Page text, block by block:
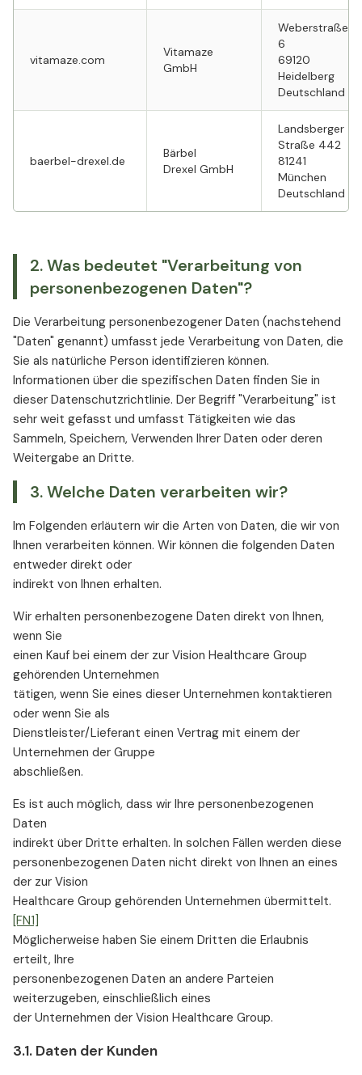
vitamaze.com
Vitamaze
GmbH
Weberstraße
6
69120
Heidelberg
Deutschland
baerbel-drexel.de
Bärbel
Drexel GmbH
Landsberger
Straße 442
81241
München
Deutschland
2. Was bedeutet "Verarbeitung von
personenbezogenen Daten"?
Die Verarbeitung personenbezogener Daten (nachstehend
"Daten" genannt) umfasst jede Verarbeitung von Daten, die
Sie als natürliche Person identifizieren können.
Informationen über die spezifischen Daten finden Sie in
dieser Datenschutzrichtlinie. Der Begriff "Verarbeitung" ist
sehr weit gefasst und umfasst Tätigkeiten wie das
Sammeln, Speichern, Verwenden Ihrer Daten oder deren
Weitergabe an Dritte.
3. Welche Daten verarbeiten wir?
Im Folgenden erläutern wir die Arten von Daten, die wir von
Ihnen verarbeiten können. Wir können die folgenden Daten
entweder direkt oder
indirekt von Ihnen erhalten.
Wir erhalten personenbezogene Daten direkt von Ihnen,
wenn Sie
einen Kauf bei einem der zur Vision Healthcare Group
gehörenden Unternehmen
tätigen, wenn Sie eines dieser Unternehmen kontaktieren
oder wenn Sie als
Dienstleister/Lieferant einen Vertrag mit einem der
Unternehmen der Gruppe
abschließen.
Es ist auch möglich, dass wir Ihre personenbezogenen
Daten
indirekt über Dritte erhalten. In solchen Fällen werden diese
personenbezogenen Daten nicht direkt von Ihnen an eines
der zur Vision
Healthcare Group gehörenden Unternehmen übermittelt.
[FN1]
Möglicherweise haben Sie einem Dritten die Erlaubnis
erteilt, Ihre
personenbezogenen Daten an andere Parteien
weiterzugeben, einschließlich eines
der Unternehmen der Vision Healthcare Group.
3.1. Daten der Kunden